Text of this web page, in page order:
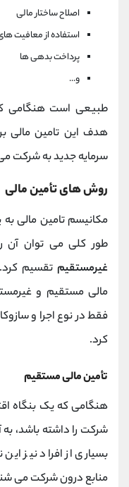
اصلاح ساختار مالی
استفاده از معافیت
پرداخت بدهی ها
و...
طبیعی است هنگامی
هدف این تامین مالی
سرمایه جدید به شرکت
روش های تأمین مالی
مکانیسم تامین مالی
طور کلی می توان آن را به 2
غیرمستقیم تقسیم
مالی مستقیم و
فقط در نوع اجرا و
کرد.
تأمین مالی مستقیم
هنگامی که یک بنگاه
شرکت را داشته باشد،
بسیاری از افراد نیز
منابع درون شرکت می